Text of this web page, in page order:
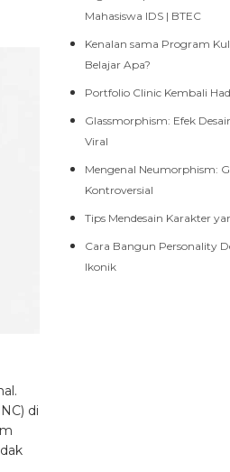
di
Mahasiswa IDS | BTEC
Kenalan sama Program
Belajar Apa?
Portfolio Clinic Kembali
Glassmorphism: Efek
Viral
Mengenal Neumorphism:
Kontroversial
Tips Mendesain Karakter
Cara Bangun Personality
Ikonik